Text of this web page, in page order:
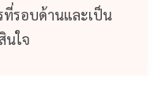
ที่รอบด้านและเป็น
นใจ